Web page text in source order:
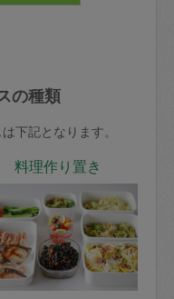
の種類
下記となります。
料理作り置き